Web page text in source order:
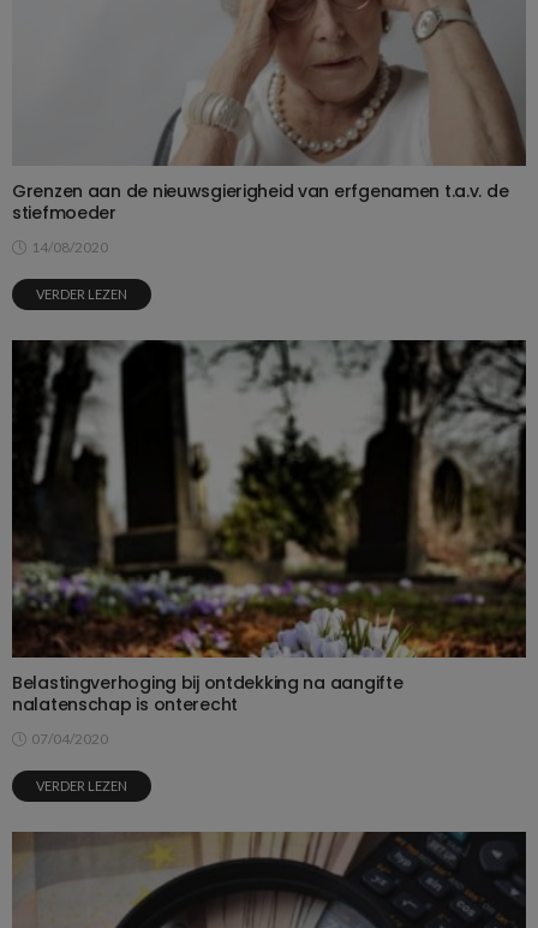
Grenzen aan de nieuwsgierigheid van erfgenamen t.a.v. de
stiefmoeder
14/08/2020
VERDER LEZEN
Belastingverhoging bij ontdekking na aangifte
nalatenschap is onterecht
07/04/2020
VERDER LEZEN